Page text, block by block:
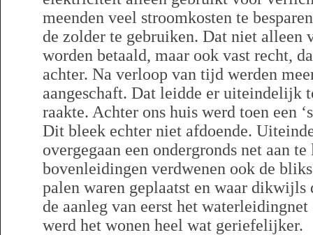
meenden veel stroomkosten te
de zolder te gebruiken. Dat niet alleen
worden betaald, maar ook vast recht,
achter. Na verloop van tijd werden
aangeschaft. Dat leidde er uiteindelijk
raakte. Achter ons huis werd toen een
Dit bleek echter niet afdoende.
overgegaan een ondergronds net aan
bovenleidingen verdwenen ook de
palen waren geplaatst en waar
de aanleg van eerst het
werd het wonen heel wat geriefelijker.